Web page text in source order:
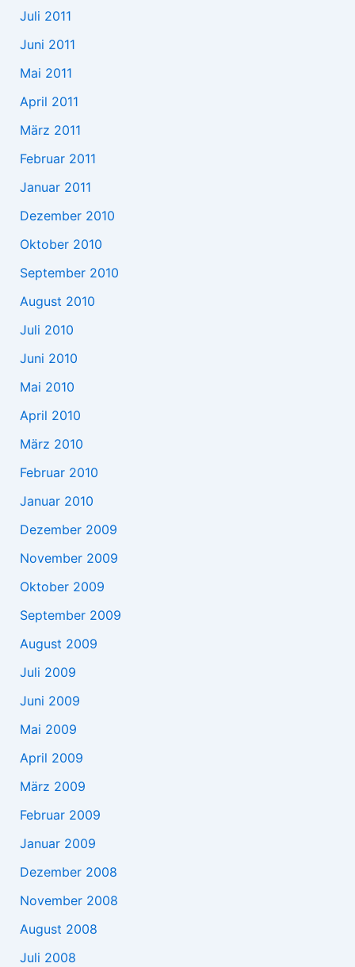
Juli 2011
Juni 2011
Mai 2011
April 2011
März 2011
Februar 2011
Januar 2011
Dezember 2010
Oktober 2010
September 2010
August 2010
Juli 2010
Juni 2010
Mai 2010
April 2010
März 2010
Februar 2010
Januar 2010
Dezember 2009
November 2009
Oktober 2009
September 2009
August 2009
Juli 2009
Juni 2009
Mai 2009
April 2009
März 2009
Februar 2009
Januar 2009
Dezember 2008
November 2008
August 2008
Juli 2008